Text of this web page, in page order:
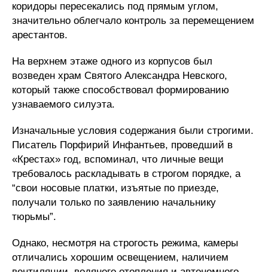
коридоры пересекались под прямым углом,
значительно облегчало контроль за перемещением
арестантов.
На верхнем этаже одного из корпусов был
возведен храм Святого Александра Невского,
который также способствовал формированию
узнаваемого силуэта.
Изначальные условия содержания были строгими.
Писатель Порфирий Инфантьев, проведший в
«Крестах» год, вспоминал, что личные вещи
требовалось раскладывать в строгом порядке, а
“свои носовые платки, изъятые по приезде,
получали только по заявлению начальнику
тюрьмы”.
Однако, несмотря на строгость режима, камеры
отличались хорошим освещением, наличием